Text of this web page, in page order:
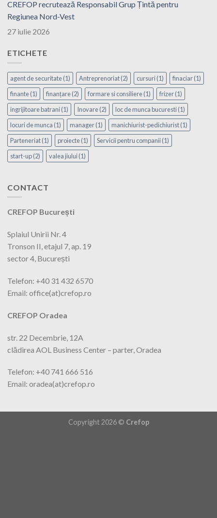
CREFOP recrutează Responsabil Grup Țintă pentru
Regiunea Nord-Vest
27 iulie 2026
ETICHETE
agent de securitate(1) Antreprenoriat(2) cursuri(1) finaciar(1)
finante(1) finanțare(2) formare si consiliere(1) frizer(1)
ingrijitoare batrani(1) Inovare(2) loc de munca bucuresti(1)
locuri de munca (1) manager(1) manichiurist-pedichiurist(1)
Parteneriat(1) proiecte(1) Servicii pentru companii(1)
start-up(2) valea jiului(1)
CONTACT
CREFOP București
Splaiul Unirii Nr. 4
Tronson II, etajul 7, ap. 19
sector 4, București
Telefon: +40 31 432 6570
Email: office(at)crefop.ro
CREFOP Oradea
str. 22 Decembrie, 12A
clădirea AOL Business Center – parter, Oradea
Telefon: +40 741 666 516
Email: oradea(at)crefop.ro
Copyright 2026 © Crefop